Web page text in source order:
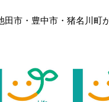
市・豊中市・猪名川町